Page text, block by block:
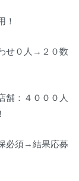
！
せ０人→２０数
：４０００人
必須→結果応募